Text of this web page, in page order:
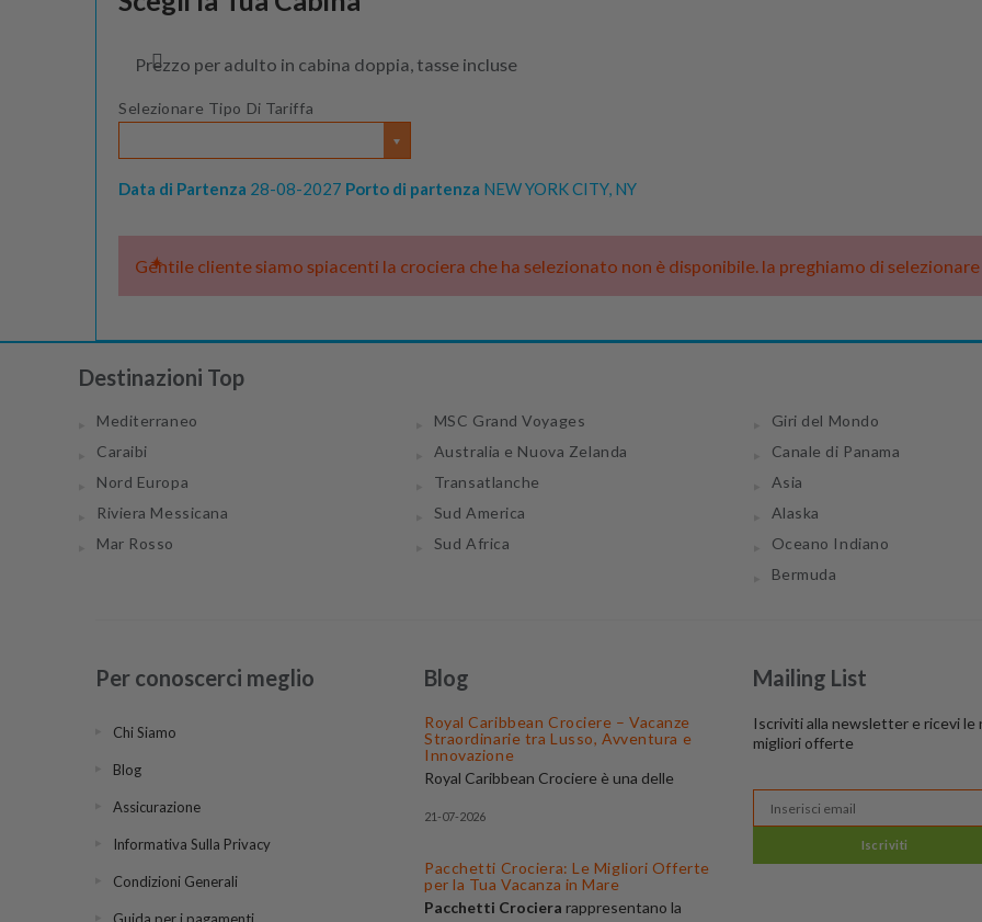
Prezzo per adulto in cabina doppia, tasse incluse
Selezionare Tipo Di Tariffa
Data di Partenza 28-08-2027 Porto di partenza NEW YORK CITY, NY
Gentile cliente siamo spiacenti la crociera che ha selezionato non è disponibile. la preghiamo di
Destinazioni Top
Mediterraneo
Caraibi
Nord Europa
Riviera Messicana
Mar Rosso
MSC Grand Voyages
Australia e Nuova Zelanda
Transatlanche
Sud America
Sud Africa
Giri del Mondo
Canale di Panama
Asia
Alaska
Oceano Indiano
Bermuda
Per conoscerci meglio
Chi Siamo
Blog
Assicurazione
Informativa Sulla Privacy
Condizioni Generali
Blog
Royal Caribbean Crociere – Vacanze
Straordinarie tra Lusso, Avventura e
Innovazione
Royal Caribbean Crociere è una delle
mondo, famosa per
puoi trovare le
migliori offerte Royal Caribbean
partenze verso il Mediterraneo, Caraibi,
21-07-2026
Pacchetti Crociera: Le Migliori Offerte
per la Tua Vacanza in Mare
Pacchetti Crociera rappresentano la
Mailing List
Iscriviti alla newsletter e ricevi le
migliori offerte
Iscriviti